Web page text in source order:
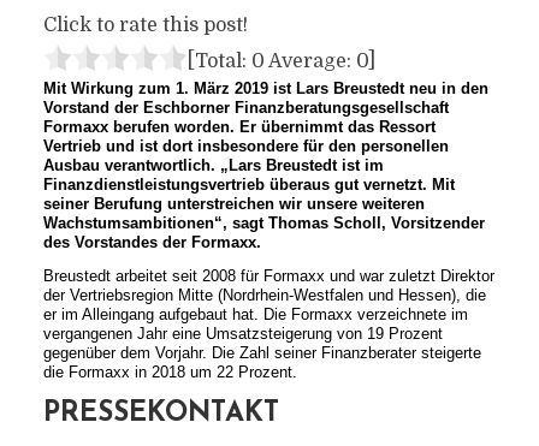
Click to rate this post!
[Total: 0 Average: 0]
Mit Wirkung zum 1. März 2019 ist Lars Breustedt neu in den
Vorstand der Eschborner Finanzberatungsgesellschaft
Formaxx berufen worden. Er übernimmt das Ressort
Vertrieb und ist dort insbesondere für den personellen
Ausbau verantwortlich. „Lars Breustedt ist im
Finanzdienstleistungsvertrieb überaus gut vernetzt. Mit
seiner Berufung unterstreichen wir unsere weiteren
Wachstumsambitionen“, sagt Thomas Scholl, Vorsitzender
des Vorstandes der Formaxx.
Breustedt arbeitet seit 2008 für Formaxx und war zuletzt Direktor
der Vertriebsregion Mitte (Nordrhein-Westfalen und Hessen), die
er im Alleingang aufgebaut hat. Die Formaxx verzeichnete im
vergangenen Jahr eine Umsatzsteigerung von 19 Prozent
gegenüber dem Vorjahr. Die Zahl seiner Finanzberater steigerte
die Formaxx in 2018 um 22 Prozent.
PRESSEKONTAKT